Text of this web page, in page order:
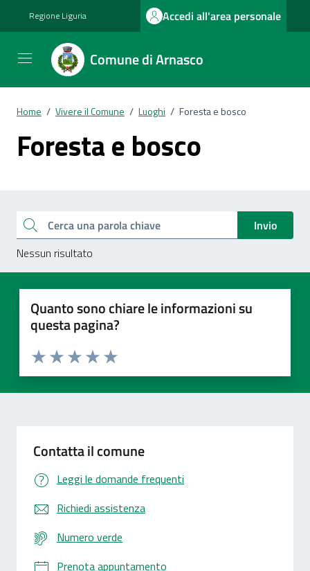
Regione Liguria Accedi all'area personale
Comune di Arnasco
Home / Vivere il Comune / Luoghi / Foresta e bosco
Foresta e bosco
Esplora tutti i documenti
Cerca una parola chiave
Invio
Nessun risultato
Quanto sono chiare le informazioni su
questa pagina?
Valuta 5 stelle su 5
Valuta 4 stelle su 5
Valuta 3 stelle su 5
Valuta 2 stelle su 5
Valuta 1 stelle su 5
Contatta il comune
Leggi le domande frequenti
Richiedi assistenza
Numero verde
Prenota appuntamento